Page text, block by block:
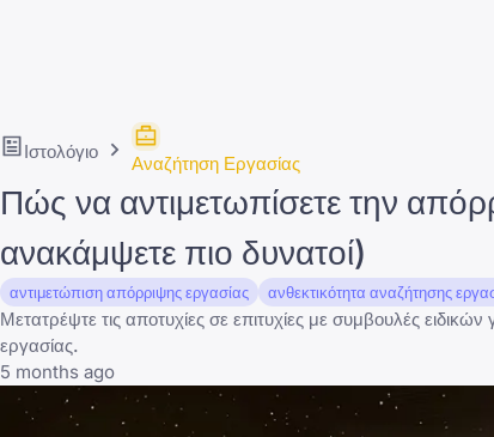
Ιστολόγιο
Αναζήτηση Εργασίας
Πώς να αντιμετωπίσετε την
ανακάμψετε πιο δυνατοί)
αντιμετώπιση απόρριψης εργασίας ανθεκτικότητα αναζήτησης
Μετατρέψτε τις αποτυχίες σε επιτυχίες με συμβουλές
εργασίας.
5 months ago